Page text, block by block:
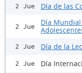
2 Jue Día de las
2 Jue
Día
2 Jue Día de la
2 Jue Día